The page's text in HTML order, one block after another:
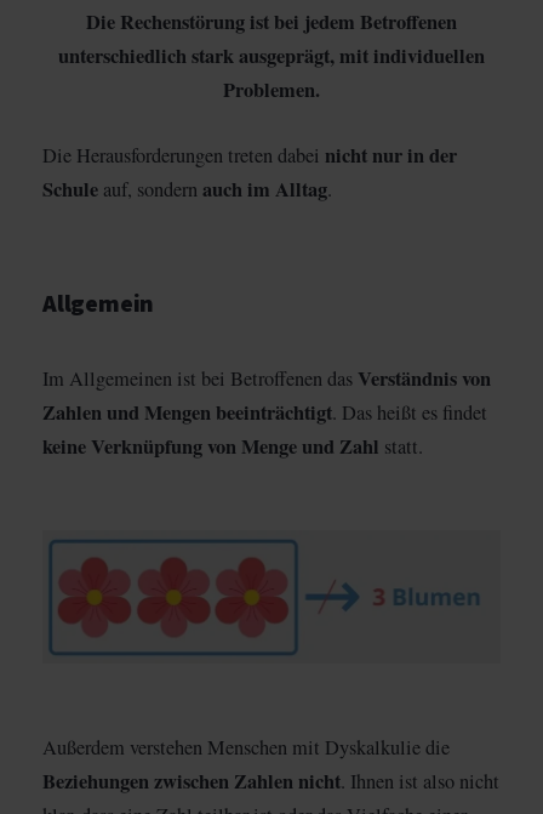
Die Rechenstörung ist bei jedem Betroffenen
unterschiedlich stark ausgeprägt, mit individuellen
Problemen.
Die Herausforderungen treten dabei nicht nur in der
Schule auf, sondern auch im Alltag.
Allgemein
Im Allgemeinen ist bei Betroffenen das Verständnis von
Zahlen und Mengen beeinträchtigt. Das heißt es findet
keine Verknüpfung von Menge und Zahl statt.
Außerdem verstehen Menschen mit Dyskalkulie die
Beziehungen zwischen Zahlen nicht. Ihnen ist also nicht